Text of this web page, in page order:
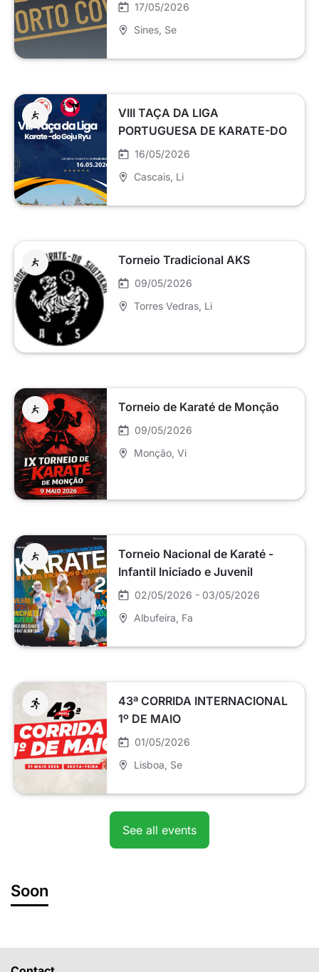
17/05/2026
Sines , Se
VIII TAÇA DA LIGA
PORTUGUESA DE KARATE-DO
GOJU-RYU
16/05/2026
Cascais , Li
Torneio Tradicional AKS
09/05/2026
Torres Vedras , Li
Torneio de Karaté de Monção
09/05/2026
Monção , Vi
Torneio Nacional de Karaté -
Infantil Iniciado e Juvenil
02/05/2026 - 03/05/2026
Albufeira , Fa
43ª CORRIDA INTERNACIONAL
1º DE MAIO
01/05/2026
Lisboa , Se
See all events
Soon